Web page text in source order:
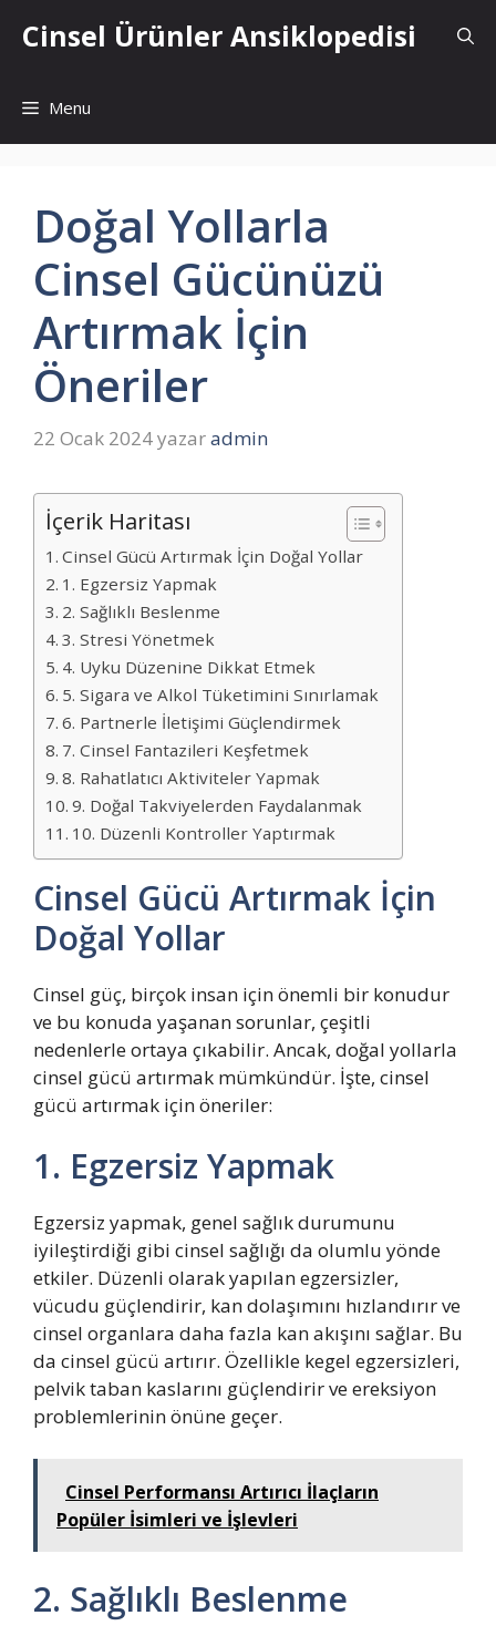
atlaCinsel Ürünler Ansiklopedisi
Menu
Doğal Yollarla
Cinsel Gücünüzü
Artırmak İçin
Öneriler
22 Ocak 2024yazaradmin
İçerik Haritası
Cinsel Gücü Artırmak İçin Doğal Yollar
1. Egzersiz Yapmak
2. Sağlıklı Beslenme
3. Stresi Yönetmek
4. Uyku Düzenine Dikkat Etmek
5. Sigara ve Alkol Tüketimini Sınırlamak
6. Partnerle İletişimi Güçlendirmek
7. Cinsel Fantazileri Keşfetmek
8. Rahatlatıcı Aktiviteler Yapmak
9. Doğal Takviyelerden Faydalanmak
10. Düzenli Kontroller Yaptırmak
Cinsel Gücü Artırmak İçin
Doğal Yollar
Cinsel güç, birçok insan için önemli bir konudur
ve bu konuda yaşanan sorunlar, çeşitli
nedenlerle ortaya çıkabilir. Ancak, doğal yollarla
cinsel gücü artırmak mümkündür. İşte, cinsel
gücü artırmak için öneriler:
1. Egzersiz Yapmak
Egzersiz yapmak, genel sağlık durumunu
iyileştirdiği gibi cinsel sağlığı da olumlu yönde
etkiler. Düzenli olarak yapılan egzersizler,
vücudu güçlendirir, kan dolaşımını hızlandırır ve
cinsel organlara daha fazla kan akışını sağlar. Bu
da cinsel gücü artırır. Özellikle kegel egzersizleri,
pelvik taban kaslarını güçlendirir ve ereksiyon
problemlerinin önüne geçer.
Cinsel Performansı Artırıcı İlaçların
Popüler İsimleri ve İşlevleri
2. Sağlıklı Beslenme